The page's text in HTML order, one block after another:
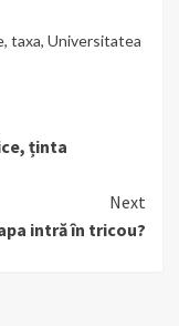
, taxa, Universitatea
ținta
Next
intră în tricou?